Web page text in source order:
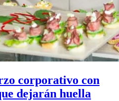
corporativo con
dejarán huella